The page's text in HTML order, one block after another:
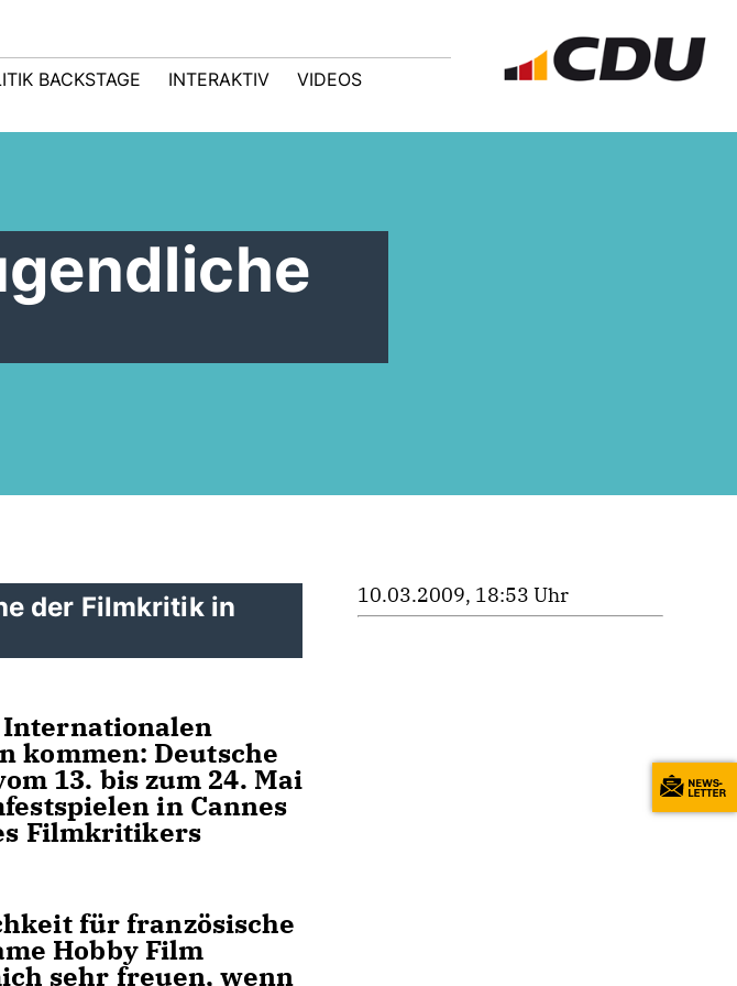
BACKSTAGE INTERAKTIV VIDEOS
der Filmkritik in
Internationalen
kommen: Deutsche
13. bis zum 24. Mai
in Cannes
Filmkritikers
für französische
Hobby Film
sehr freuen, wenn
10.03.2009, 18:53 Uhr